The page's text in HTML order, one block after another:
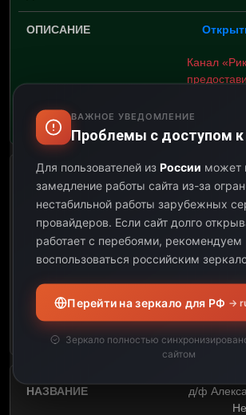
Канал
т/с
д/ф
ВАЖНОЕ УВЕДОМЛЕНИЕ
Проблемы с доступом к
Для пользователей из России может
замедление работы сайта из-за
нестабильной работы зарубежных
провайдеров. Если сайт долго
работает с перебоями, рекомендуем
воспользоваться российским
Перейти на зеркало для РФ →
Зеркало полностью
сайтом